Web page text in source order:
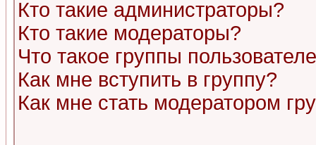
Кто такие администраторы?
Кто такие модераторы?
Что такое группы
Как мне вступить в группу?
Как мне стать модератором